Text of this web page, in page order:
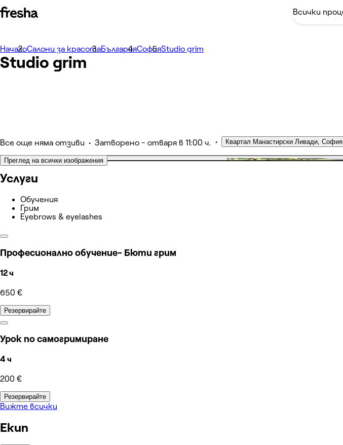
Photos
About
Services
НачалоСалони за красотаБългарияСофияStudio grim
Studio grim
Все още няма отзиви • Затворено - отваря в 11:00 ч. • Квартал Манастирски Ливади, София
Преглед на всички изображения
Услуги
Обучения
Грим
Eyebrows & eyelashes
Професионално обучение- Бюти грим
12 ч
650 €
Резервирайте
Урок по самогримиране
4 ч
200 €
Резервирайте
Вижте всички
Екип